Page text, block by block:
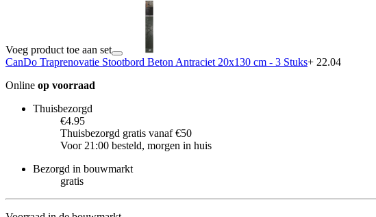
Voeg product toe aan set
CanDo Traprenovatie Stootbord Beton Antraciet 20x130 cm - 3 Stuks+ 22.04
Online op voorraad
Thuisbezorgd
€4.95
Thuisbezorgd gratis vanaf €50
Voor 21:00 besteld, morgen in huis
Bezorgd in bouwmarkt
gratis